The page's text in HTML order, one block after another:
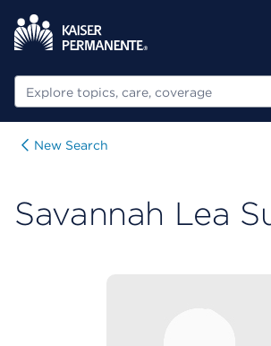
Buscar
New Search
Savannah Lea